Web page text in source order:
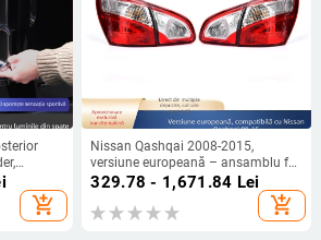
add_shopping_cart
Nissan Qashqai 2008-2015,
versiune europeană – ansamblu far
spate LED cu frână și semnal, J10
329.78 - 1,671.84 Lei
add_shopping_cart